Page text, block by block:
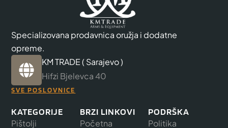
Specializovana prodavnica oružja i dodatne
opreme.
KM TRADE ( Sarajevo )
Hifzi Bjelevca 40
SVE POSLOVNICE
KATEGORIJE
Pištolji
BRZI LINKOVI
Početna
PODRŠKA
Politika